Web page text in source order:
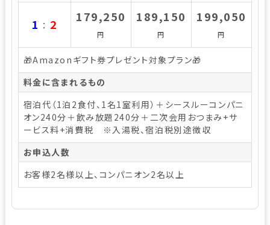
1 ： 2 179,250
円
189,150
円
199,050
円
🎁Amazonギフト券プレゼント対象プラン🎁
料金に含まれるもの
宿泊代（1泊2食付、1名1室利用）＋シースルーコンパニ
オン240分＋飲み放題240分＋二次会用おつまみ+サ
ービス料+消費税 ※入湯税、宿泊税別途徴収
お申込人数
お客様2名様以上、コンパニオン2名以上